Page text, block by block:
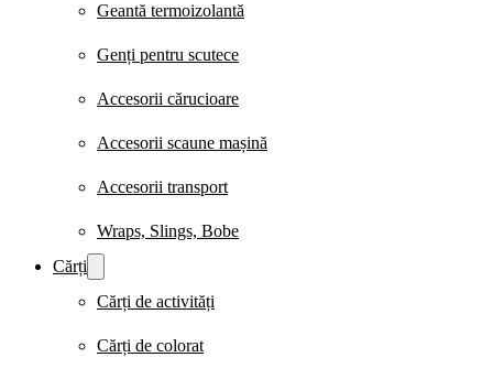
Geantă termoizolantă
Genți pentru scutece
Accesorii cărucioare
Accesorii scaune mașină
Accesorii transport
Wraps, Slings, Bobe
Cărți
Cărți de activități
Cărți de colorat